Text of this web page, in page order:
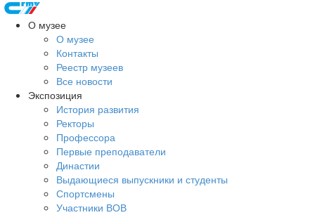
О музее
О музее
Контакты
Реестр музеев
Все новости
Экспозиция
История развития
Ректоры
Профессора
Первые преподаватели
Династии
Выдающиеся выпускники и студенты
Спортсмены
Участники ВОВ